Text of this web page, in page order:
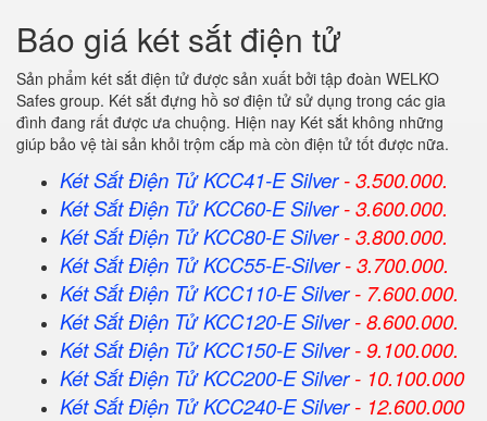
Báo giá két sắt điện tử
Sản phẩm két sắt điện tử được sản xuất bởi tập đoàn WELKO
Safes group. Két sắt đựng hồ sơ điện tử sử dụng trong các gia
đình đang rất được ưa chuộng. Hiện nay Két sắt không những
giúp bảo vệ tài sản khỏi trộm cắp mà còn điện tử tốt được nữa.
Két Sắt Điện Tử KCC41-E Silver- 3.500.000.
Két Sắt Điện Tử KCC60-E Silver- 3.600.000.
Két Sắt Điện Tử KCC80-E Silver- 3.800.000.
Két Sắt Điện Tử KCC55-E-Silver- 3.700.000.
Két Sắt Điện Tử KCC110-E Silver- 7.600.000.
Két Sắt Điện Tử KCC120-E Silver- 8.600.000.
Két Sắt Điện Tử KCC150-E Silver- 9.100.000.
Két Sắt Điện Tử KCC200-E Silver- 10.100.000
Két Sắt Điện Tử KCC240-E Silver- 12.600.000